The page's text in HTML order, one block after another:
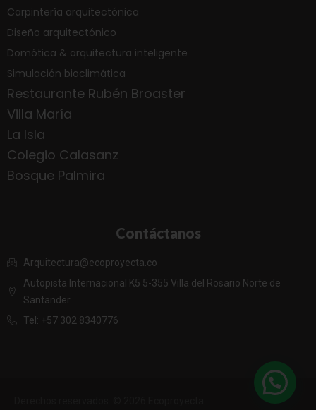
Carpintería arquitectónica
Diseño arquitectónico
Domótica & arquitectura inteligente
Simulación bioclimática
Restaurante Rubén Broaster
Villa María
La Isla
Colegio Calasanz
Bosque Palmira
Contáctanos
Arquitectura@ecoproyecta.co
Autopista Internacional K5 5-355 Villa del Rosario Norte de
Santander
Tel: +57 302 8340776